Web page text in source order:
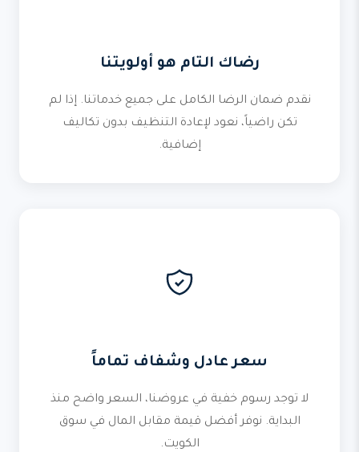
رضاك التام هو أولويتنا
نقدم ضمان الرضا الكامل على جميع خدماتنا. إذا لم
تكن راضياً، نعود لإعادة التنظيف بدون تكاليف
إضافية.
سعر عادل وشفاف تماماً
لا توجد رسوم خفية في عروضنا، السعر واضح منذ
البداية. نوفر أفضل قيمة مقابل المال في سوق
الكويت.